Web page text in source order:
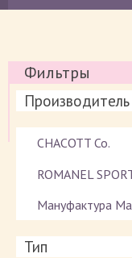
Фильтры
Производитель
CHACOTT Co.
ROMANEL
Мануфактура
Тип